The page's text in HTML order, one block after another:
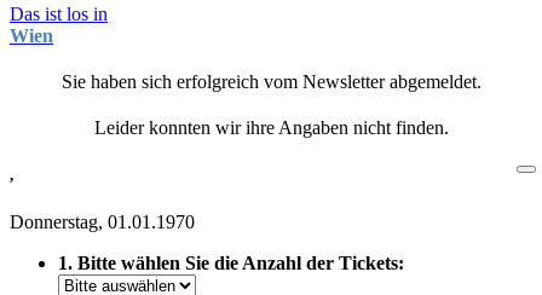
Das ist los in
Wien
Sie haben sich erfolgreich vom Newsletter abgemeldet.
Leider konnten wir ihre Angaben nicht finden.
,
Donnerstag, 01.01.1970
1. Bitte wählen Sie die Anzahl der Tickets: